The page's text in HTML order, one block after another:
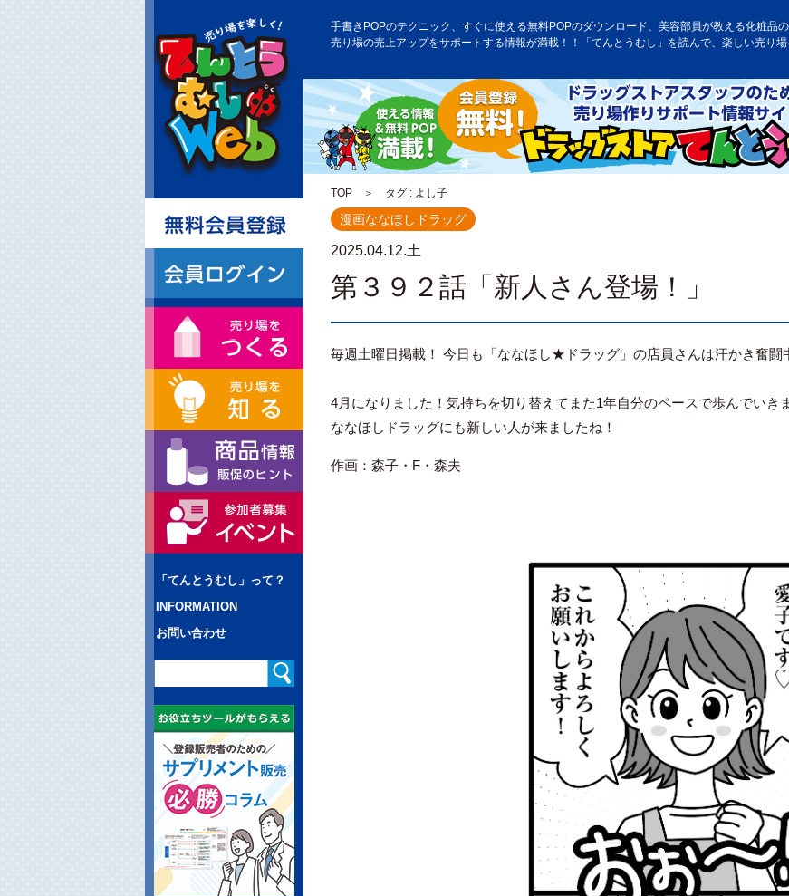
手書きPOPのテクニック、すぐに使える無料POPのダウンロード、美容部員が教える化粧品の
売り場の売上アップをサポートする情報が満載！！「てんとうむし」を読んで、楽しい売り場
TOP＞ タグ : よし子
「てんとうむし」って？
INFORMATION
お問い合わせ
漫画ななほしドラッグ
2025.04.12.土
第３９２話「新人さん登場！」
毎週土曜日掲載！ 今日も「ななほし★ドラッグ」の店員さんは汗かき奮闘
4月になりました！気持ちを切り替えてまた1年自分のペースで歩んでいき
ななほしドラッグにも新しい人が来ましたね！
作画：森子・F・森夫